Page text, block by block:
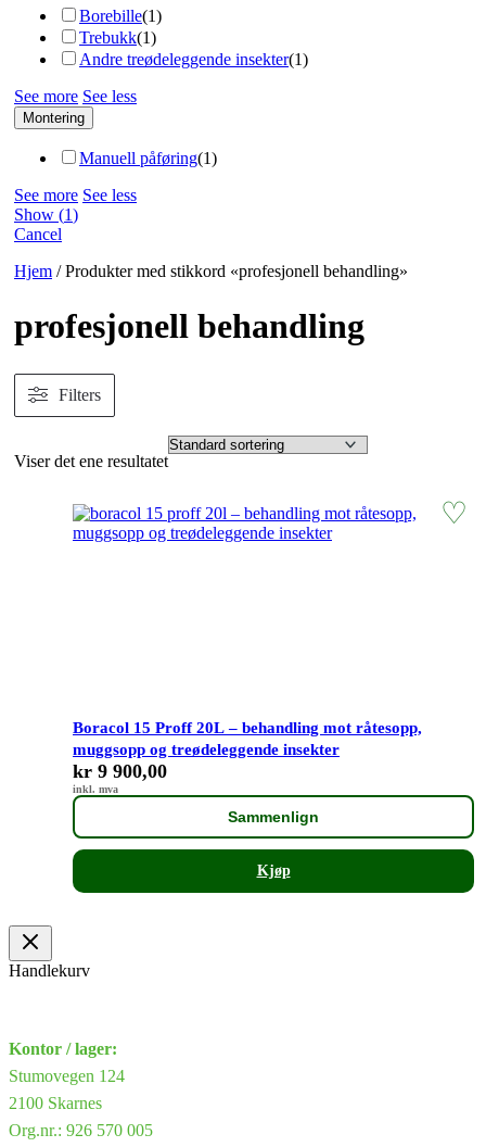
Borebille(1)
Trebukk(1)
Andre treødeleggende insekter(1)
See more See less
Montering
Manuell påføring(1)
See more See less
Show (1)
Cancel
Hjem / Produkter med stikkord «profesjonell behandling»
profesjonell behandling
Filters
Viser det ene resultatet
Boracol 15 Proff 20L – behandling mot råtesopp,
muggsopp og treødeleggende insekter
kr 9 900,00
inkl. mva
Sammenlign
Kjøp
Handlekurv
Kontor / lager:
Stumovegen 124
2100 Skarnes
Org.nr.: 926 570 005